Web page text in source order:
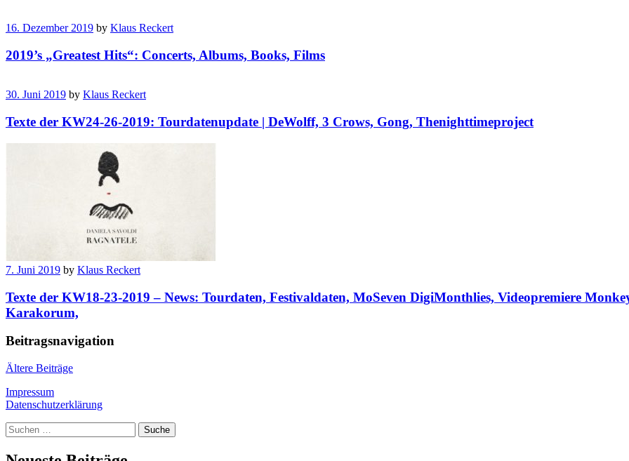
16. Dezember 2019 by Klaus Reckert
2019’s „Greatest Hits“: Concerts, Albums, Books, Films
30. Juni 2019 by Klaus Reckert
Texte der KW24-26-2019: Tourdatenupdate | DeWolff, 3 Crows, Gong, Thenighttimeproject
7. Juni 2019 by Klaus Reckert
Texte der KW18-23-2019 – News: Tourdaten, Festivaldaten, MoSeven DigiMonthlies, Videopremiere
Karakorum,
Beitragsnavigation
Ältere Beiträge
Impressum
Datenschutzerklärung
Suche